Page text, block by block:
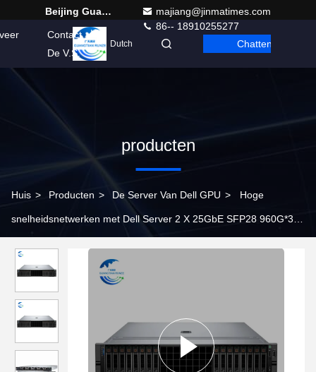
Beijing Guangtian Runze Technology Co., Ltd.
majiang@jinmatimes.com
86-- 18910255277
Contact
De V.S.
Dutch Chatten
producten
Huis > Producten > De Server Van Dell GPU > Hoge
snelheidsnetwerken met Dell Server 2 X 25GbE SFP28 960G*3